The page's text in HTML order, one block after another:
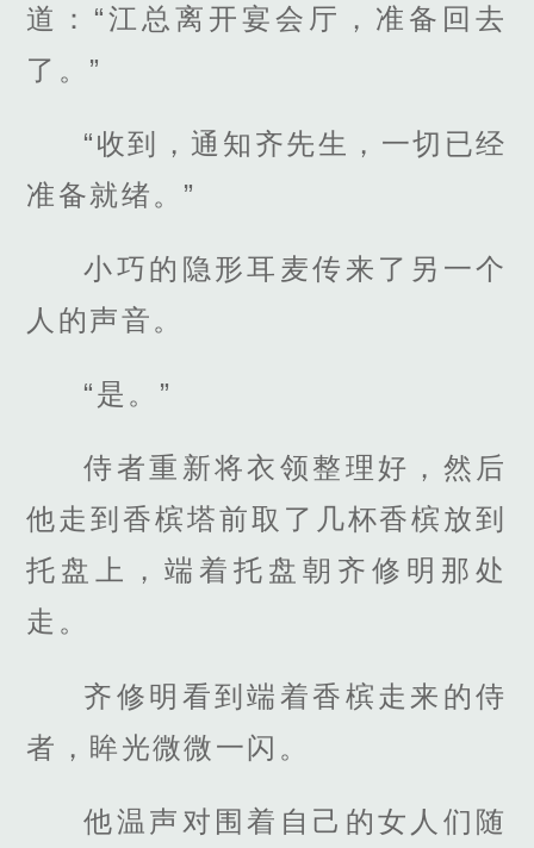
道：“江总离开宴会厅，准备回去
了。”
“收到，通知齐先生，一切已经
准备就绪。”
小巧的隐形耳麦传来了另一个
人的声音。
“是。”
侍者重新将衣领整理好，然后
他走到香槟塔前取了几杯香槟放到
托盘上，端着托盘朝齐修明那处
走。
齐修明看到端着香槟走来的侍
者，眸光微微一闪。
他温声对围着自己的女人们随